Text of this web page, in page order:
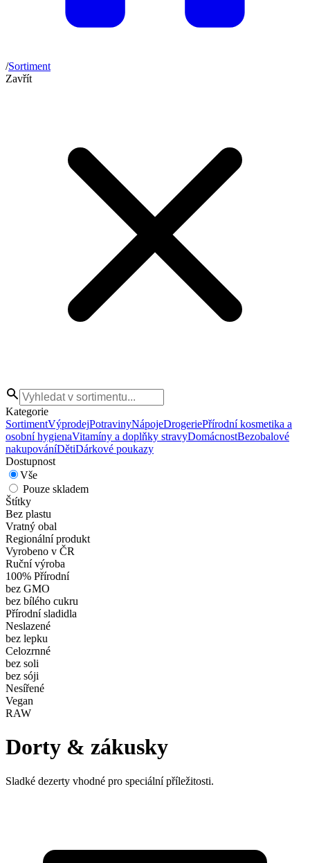
/Sortiment
Zavřít
Kategorie
SortimentVýprodejPotravinyNápojeDrogeriePřírodní kosmetika a
osobní hygienaVitamíny a doplňky stravyDomácnostBezobalové
nakupováníDětiDárkové poukazy
Dostupnost
Vše
Pouze skladem
Štítky
Bez plastu
Vratný obal
Regionální produkt
Vyrobeno v ČR
Ruční výroba
100% Přírodní
bez GMO
bez bílého cukru
Přírodní sladidla
Neslazené
bez lepku
Celozrnné
bez soli
bez sóji
Nesířené
Vegan
RAW
Dorty & zákusky
Sladké dezerty vhodné pro speciální příležitosti.